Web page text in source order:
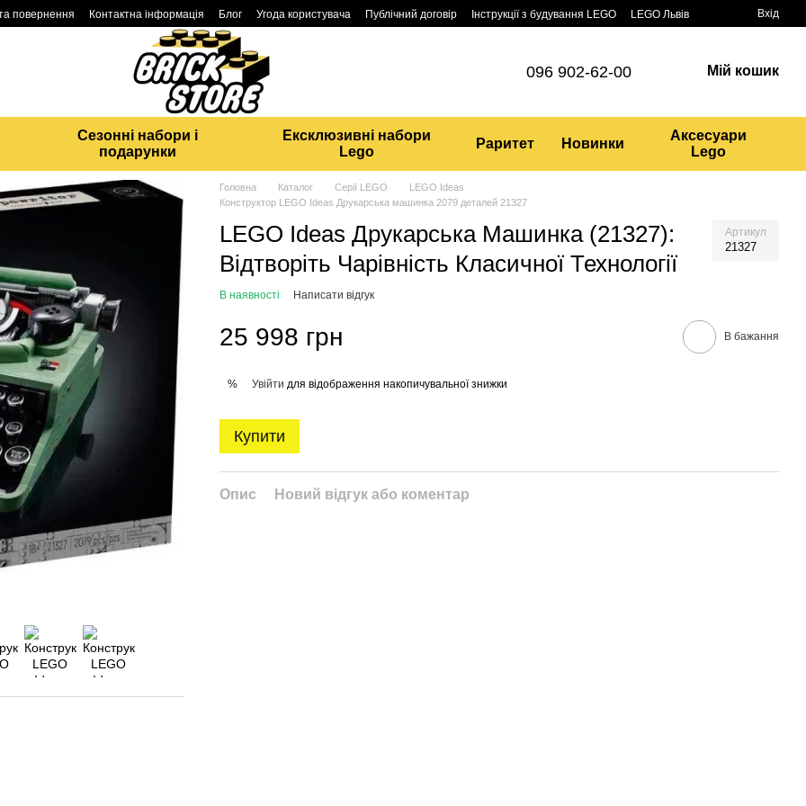
повернення Контактна інформація Блог Угода користувача Публічний договір Інструкції з будування LEGO LEGO Львів Вхід
096 902-62-00 Мій кошик
Сезонні набори і
подарунки
Ексклюзивні набори
Lego
Раритет Новинки
Аксесуари
Lego
Головна Каталог Серії LEGO
LEGO Ideas
Конструктор LEGO Ideas Друкарська машинка 2079 деталей 21327
LEGO Ideas Друкарська Машинка (21327):
Відтворіть Чарівність Класичної Технології
Артикул
21327
В наявності Написати відгук
25 998 грн В бажання
% Увійти для відображення накопичувальної знижки
Купити
Опис Новий відгук або коментар